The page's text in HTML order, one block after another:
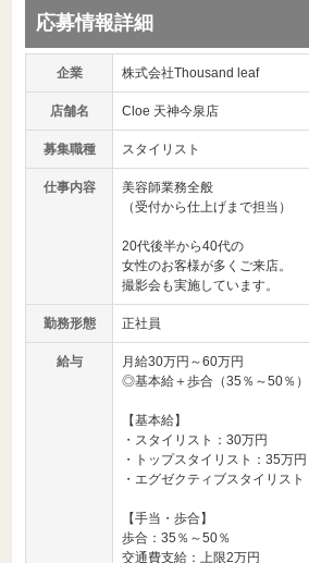
応募情報詳細
企業 株式会社Thousand leaf
店舗名 Cloe 天神今泉店
募集職種 スタイリスト
仕事内容
美容師業務全般
（受付から仕上げまで担当）
20代後半から40代の
女性のお客様が多くご来店。
撮影会も実施しています。
勤務形態 正社員
給与
月給30万円～60万円
◎基本給＋歩合（35％～50％
【基本給】
・スタイリスト：30万円
・トップスタイリスト：35万円
・エグゼクティブスタイリスト
【手当・歩合】
歩合：35％～50％
交通費支給：上限2万円